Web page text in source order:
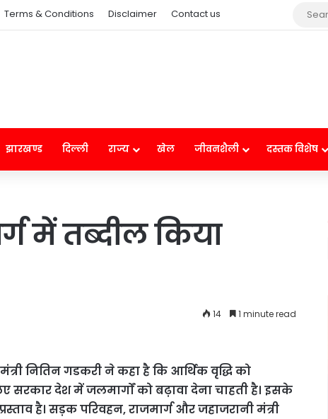
Terms & Conditions Disclaimer Contact us
झारखण्ड दिल्ली राज्य खेल जीवनशैली दस्तक विशेष
में तब्दील किया
14 1 minute read
नितिन गडकरी ने कहा है कि आर्थिक वृद्धि को
सरकार देश में जलमार्गों को बढ़ावा देना चाहती है। इसके
है। सड़क परिवहन, राजमार्ग और जहाजरानी मंत्री